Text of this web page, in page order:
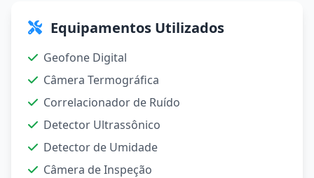
Equipamentos Utilizados
Geofone Digital
Câmera Termográfica
Correlacionador de Ruído
Detector Ultrassônico
Detector de Umidade
Câmera de Inspeção